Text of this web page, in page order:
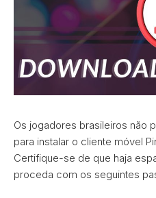
Os jogadores brasileiros não
para instalar o cliente móvel
Certifique-se de que haja
proceda com os seguintes